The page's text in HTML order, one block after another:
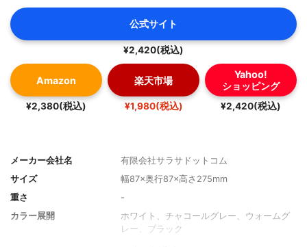
公式サイト
¥2,420(税込)
Amazon
¥2,380(税込)
楽天市場
¥1,980(税込)
Yahoo!
ショッピング
¥2,420(税込)
メーカー会社名
有限会社サラサドットコム
サイズ
幅87×奥行87×高さ275mm
重さ
-
カラー展開
ホワイト、チャコールグレー、ウォームグ
レー、ブラック